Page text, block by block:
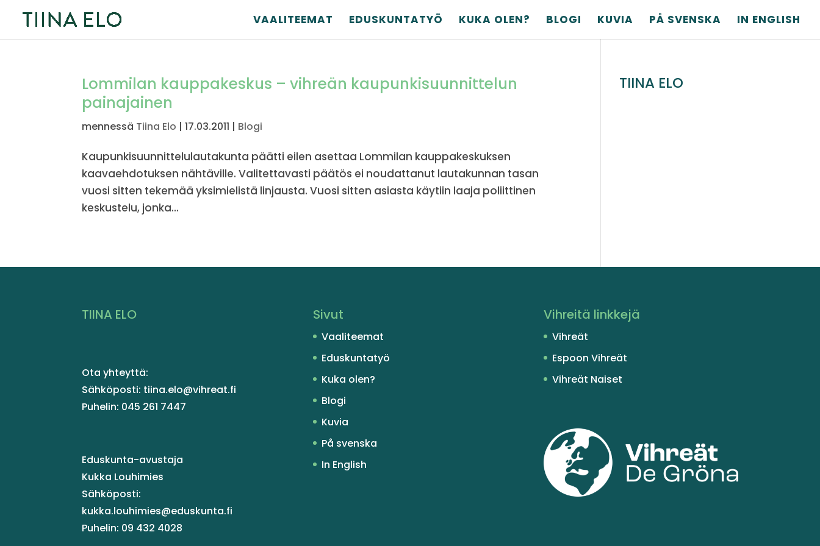
VAALITEEMAT EDUSKUNTATYÖ KUKA OLEN? BLOGI KUVIA PÅ SVENSKA IN ENGLISH
Lommilan kauppakeskus – vihreän kaupunkisuunnittelun
painajainen
mennessä Tiina Elo |17.03.2011 | Blogi
Kaupunkisuunnittelulautakunta päätti eilen asettaa Lommilan kauppakeskuksen
kaavaehdotuksen nähtäville. Valitettavasti päätös ei noudattanut lautakunnan tasan
vuosi sitten tekemää yksimielistä linjausta. Vuosi sitten asiasta käytiin laaja poliittinen
keskustelu, jonka...
TIINA ELO
TIINA ELO
Ota yhteyttä:
Sähköposti: tiina.elo@vihreat.fi
Puhelin: 045 261 7447
Eduskunta-avustaja
Kukka Louhimies
Sähköposti:
kukka.louhimies@eduskunta.fi
Puhelin: 09 432 4028
Sivut
Vaaliteemat
Eduskuntatyö
Kuka olen?
Blogi
Kuvia
På svenska
In English
Vihreitä linkkejä
Vihreät
Espoon Vihreät
Vihreät Naiset